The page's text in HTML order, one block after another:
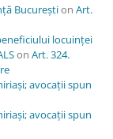
Bucureștion Art.
locuinței
on Art. 324.
avocații spun
avocații spun